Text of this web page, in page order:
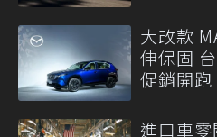
大改款
伸保固
促銷開跑
進口車